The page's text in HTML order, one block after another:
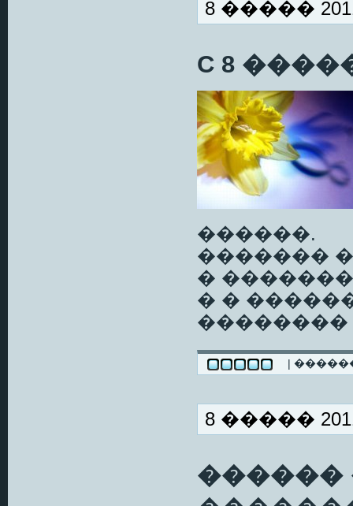
8 �����
C 8
������.
�������
�
� �
��������
|
8 �����
������